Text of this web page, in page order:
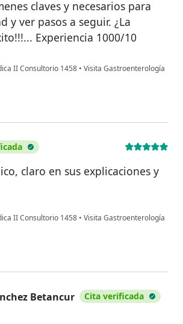
claves y necesarios para
y ver pasos a seguir. ¿La
Experiencia 1000/10
II Consultorio 1458 • Visita Gastroenterología
Adri Saldarriaga
claro en sus explicaciones y
II Consultorio 1458 • Visita Gastroenterología
LS
Betancur Cita verificada